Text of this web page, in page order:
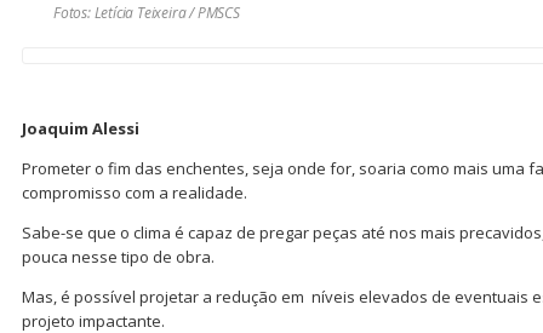
Fotos: Letícia Teixeira / PMSCS
Joaquim Alessi
Prometer o fim das enchentes, seja onde for, soaria como mais uma
compromisso com a realidade.
Sabe-se que o clima é capaz de pregar peças até nos mais
pouca nesse tipo de obra.
Mas, é possível projetar a redução em níveis elevados de eventuais
projeto impactante.